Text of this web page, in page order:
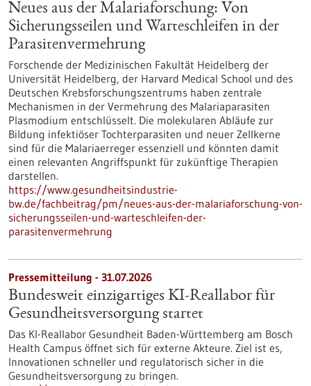
Neues aus der Malariaforschung: Von
Sicherungsseilen und Warteschleifen in der
Parasitenvermehrung
Forschende der Medizinischen Fakultät Heidelberg der
Universität Heidelberg, der Harvard Medical School und des
Deutschen Krebsforschungszentrums haben zentrale
Mechanismen in der Vermehrung des Malariaparasiten
Plasmodium entschlüsselt. Die molekularen Abläufe zur
Bildung infektiöser Tochterparasiten und neuer Zellkerne
sind für die Malariaerreger essenziell und könnten damit
einen relevanten Angriffspunkt für zukünftige Therapien
darstellen.
https://www.gesundheitsindustrie-
bw.de/fachbeitrag/pm/neues-aus-der-malariaforschung-von-
sicherungsseilen-und-warteschleifen-der-
parasitenvermehrung
Pressemitteilung - 31.07.2026
Bundesweit einzigartiges KI-Reallabor für
Gesundheits­versorgung startet
Das KI-Reallabor Gesundheit Baden-Württemberg am Bosch
Health Campus öffnet sich für externe Akteure. Ziel ist es,
Innovationen schneller und regulatorisch sicher in die
Gesundheitsversorgung zu bringen.